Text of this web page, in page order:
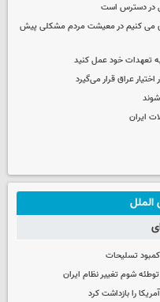
در دسترس است
می کنیم در معیشت مردم مشکلی پیش
به تعهدات خود عمل کنید
عراق قرار می‌گیرد
الملل
تسلیحات
شوم تغییر نظام ایران
را بازداشت کرد